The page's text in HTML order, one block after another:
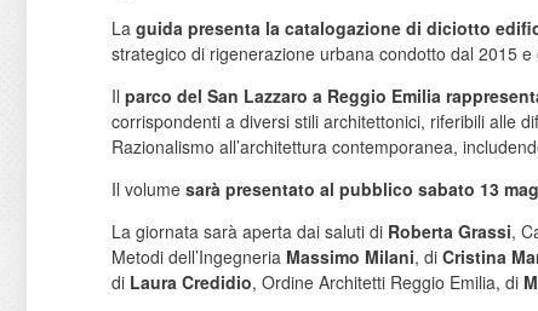
La guida presenta la catalogazione di diciotto
strategico di rigenerazione urbana condotto dal 2015
Il parco del San Lazzaro a Reggio Emilia
corrispondenti a diversi stili architettonici, riferibili alle
Razionalismo all’architettura contemporanea,
Il volume sarà presentato al pubblico sabato 13
La giornata sarà aperta dai saluti di Roberta Grassi,
Metodi dell’Ingegneria Massimo Milani, di Cristina
di Laura Credidio, Ordine Architetti Reggio Emilia, di